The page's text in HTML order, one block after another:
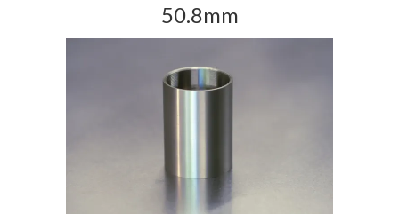
50.8mm